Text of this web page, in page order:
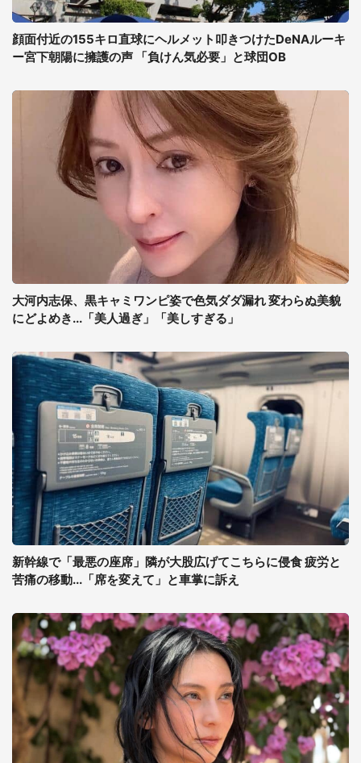
顔面付近の155キロ直球にヘルメット叩きつけたDeNAルーキ
ー宮下朝陽に擁護の声 「負けん気必要」と球団OB
大河内志保、黒キャミワンピ姿で色気ダダ漏れ 変わらぬ美貌
にどよめき...「美人過ぎ」「美しすぎる」
新幹線で「最悪の座席」隣が大股広げてこちらに侵食 疲労と
苦痛の移動...「席を変えて」と車掌に訴え